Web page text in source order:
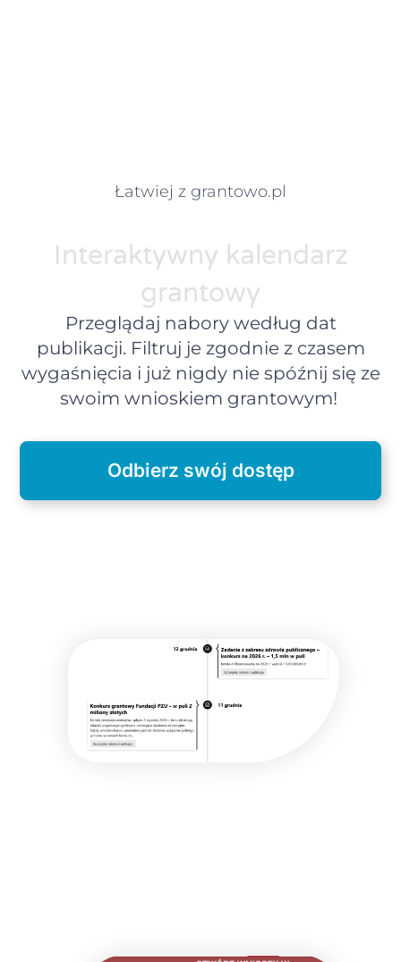
Łatwiej z grantowo.pl
Interaktywny kalendarz
grantowy
Przeglądaj nabory według dat
publikacji. Filtruj je zgodnie z czasem
wygaśnięcia i już nigdy nie spóźnij się ze
swoim wnioskiem grantowym!
Odbierz swój dostęp